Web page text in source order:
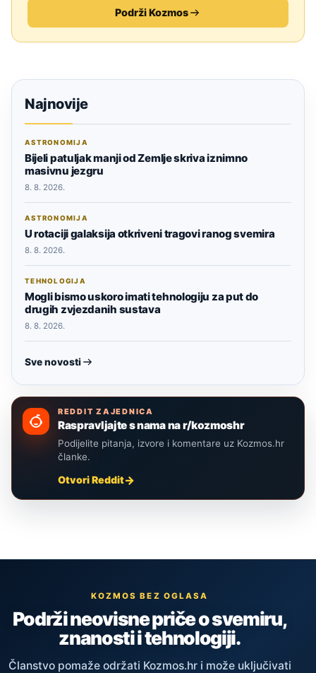
Podrži Kozmos
Najnovije
ASTRONOMIJA
Bijeli patuljak manji od Zemlje skriva iznimno
masivnu jezgru
8. 8. 2026.
ASTRONOMIJA
U rotaciji galaksija otkriveni tragovi ranog svemira
8. 8. 2026.
TEHNOLOGIJA
Mogli bismo uskoro imati tehnologiju za put do
drugih zvjezdanih sustava
8. 8. 2026.
Sve novosti
REDDIT ZAJEDNICA
Raspravljajte s nama na r/kozmoshr
Podijelite pitanja, izvore i komentare uz Kozmos.hr
članke.
Otvori Reddit
KOZMOS BEZ OGLASA
Podrži neovisne priče o svemiru,
znanosti i tehnologiji.
Članstvo pomaže održati Kozmos.hr i može uključivati